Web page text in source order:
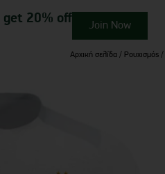
get 20% off Join Now
Αρχική σελίδα / Ρουχισμός /